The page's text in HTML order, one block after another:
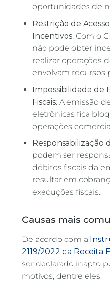
oportunidades de
Restrição de
Incentivos: Com o
não pode obter
realizar operações
envolvam recursos
Impossibilidade de
Fiscais: A emissão
eletrônicas fica
operações
Responsabilização
podem ser
débitos fiscais da
resultar em
execuções fiscais.
Causas mais
De acordo com a
2119/2022 da Receita
ser declarado inapto
motivos, dentre eles: